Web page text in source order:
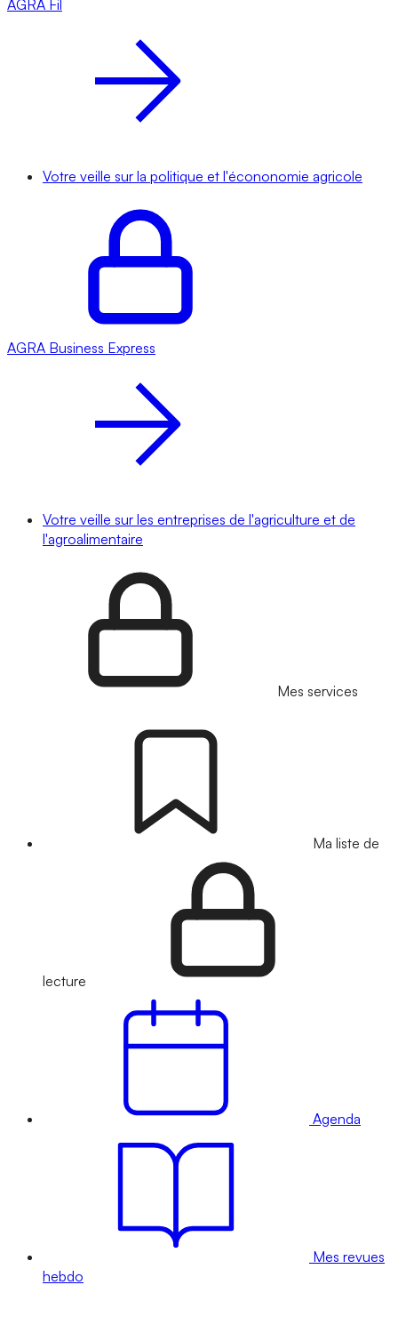
AGRA Fil
Votre veille sur la politique et l'écononomie agricole
AGRA Business Express
Votre veille sur les entreprises de l'agriculture et de
l'agroalimentaire
Mes services
Ma liste de
lecture
Agenda
Mes revues
hebdo